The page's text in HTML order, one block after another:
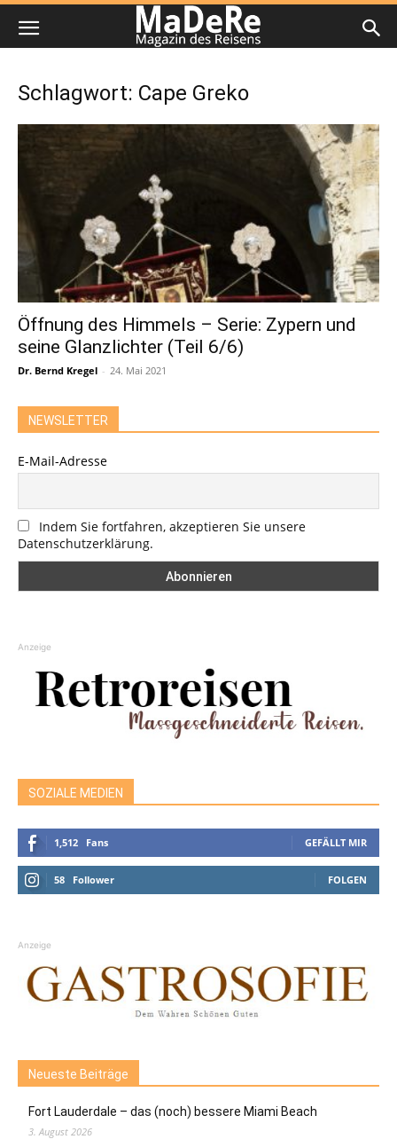
Schlagwort: Cape Greko
Öffnung des Himmels – Serie: Zypern und
seine Glanzlichter (Teil 6/6)
Dr. Bernd Kregel - 24. Mai 2021
NEWSLETTER
E-Mail-Adresse
Indem Sie fortfahren, akzeptieren Sie unsere
Datenschutzerklärung.
Anzeige
SOZIALE MEDIEN
1,512 Fans GEFÄLLT MIR
58 Follower FOLGEN
Anzeige
Neueste Beiträge
Fort Lauderdale – das (noch) bessere Miami Beach
3. August 2026